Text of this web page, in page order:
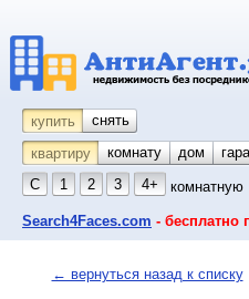
купить снять
квартиру
комнату койко-
дом
С
1 2 3 4+ комнатную
Search4Faces.com - бесплатно
← вернуться назад к списку